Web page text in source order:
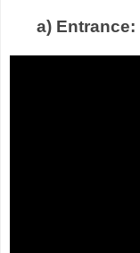
a) Entrance: